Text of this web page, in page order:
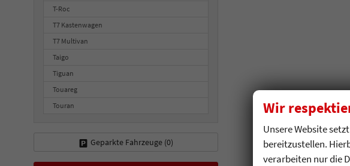
T-Roc
T7 Kastenwagen
T7 Multivan
Taigo
Tiguan
Touareg
Touran
Geparkte Fahrzeuge (0)
Wir
Unsere Website
bereitzustellen.
verarbeiten nur die